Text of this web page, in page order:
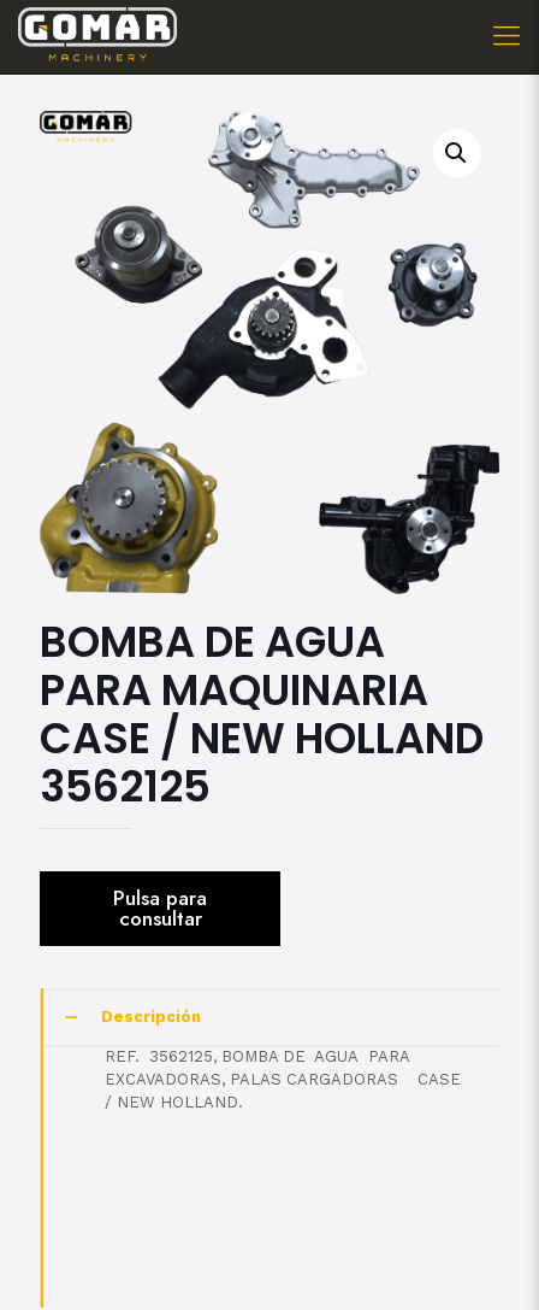
BOMBA DE AGUA
PARA MAQUINARIA
CASE / NEW HOLLAND
3562125
Descripción
REF. 3562125, BOMBA DE AGUA PARA
EXCAVADORAS, PALAS CARGADORAS CASE
/ NEW HOLLAND.